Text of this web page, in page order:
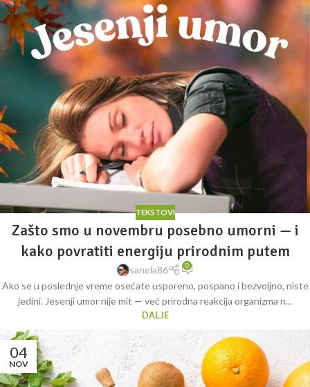
TEKSTOVI
Zašto smo u novembru posebno umorni — i
kako povratiti energiju prirodnim putem
sanela86 0
Ako se u poslednje vreme osećate usporeno, pospano i bezvoljno, niste
jedini. Jesenji umor nije mit — već prirodna reakcija organizma n...
DALJE
04
NOV